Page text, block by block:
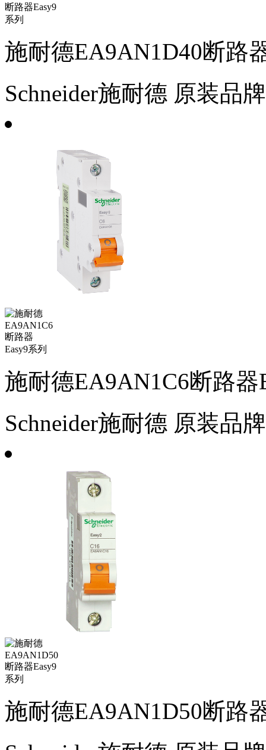
施耐德EA9AN1D40断路
Schneider施耐德 原装品
施耐德EA9AN1C6断路器
Schneider施耐德 原装品
施耐德EA9AN1D50断路